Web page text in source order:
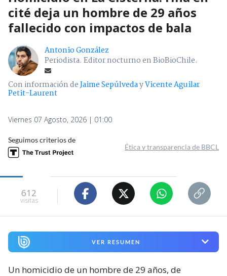
cité deja un hombre de 29 años
fallecido con impactos de bala
Antonio González
Periodista. Editor nocturno en BioBioChile.
Con información deJaime SepúlvedayVicente Aguilar
Petit-Laurent
Viernes 07 Agosto, 2026 | 01:00
Seguimos criterios de
Ética y transparencia de BBCL
612
visitas
VER RESUMEN
Un homicidio de un hombre de 29 años, de